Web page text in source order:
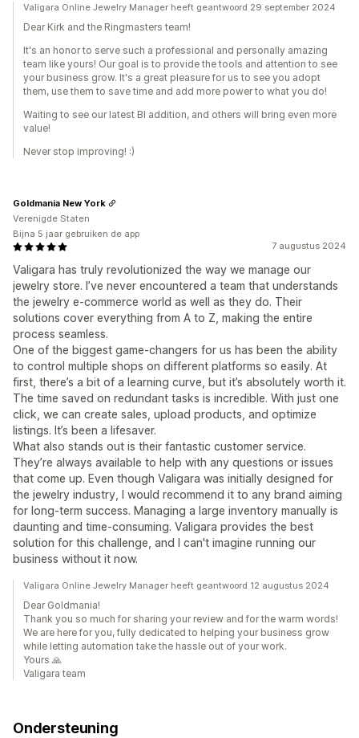
Valigara Online Jewelry Manager heeft geantwoord 29 september 2024
Dear Kirk and the Ringmasters team!
It's an honor to serve such a professional and personally amazing
team like yours! Our goal is to provide the tools and attention to see
your business grow. It's a great pleasure for us to see you adopt
them, use them to save time and add more power to what you do!
Waiting to see our latest BI addition, and others will bring even more
value!
Never stop improving! :)
7 augustus 2024
Valigara has truly revolutionized the way we manage our
jewelry store. I’ve never encountered a team that understands
the jewelry e-commerce world as well as they do. Their
solutions cover everything from A to Z, making the entire
process seamless.
One of the biggest game-changers for us has been the ability
to control multiple shops on different platforms so easily. At
first, there’s a bit of a learning curve, but it’s absolutely worth it.
The time saved on redundant tasks is incredible. With just one
click, we can create sales, upload products, and optimize
listings. It’s been a lifesaver.
What also stands out is their fantastic customer service.
They’re always available to help with any questions or issues
that come up. Even though Valigara was initially designed for
the jewelry industry, I would recommend it to any brand aiming
for long-term success. Managing a large inventory manually is
daunting and time-consuming. Valigara provides the best
solution for this challenge, and I can't imagine running our
business without it now.
Goldmania New York
Verenigde Staten
Bijna 5 jaar gebruiken de app
Valigara Online Jewelry Manager heeft geantwoord 12 augustus 2024
Dear Goldmania!
Thank you so much for sharing your review and for the warm words!
We are here for you, fully dedicated to helping your business grow
while letting automation take the hassle out of your work.
Yours 🙏
Valigara team
Ondersteuning